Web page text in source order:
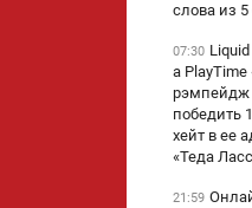
слова из 5
07:30
а PlayTime
рэмпейдж
победить
хейт в ее
«Теда
21:59